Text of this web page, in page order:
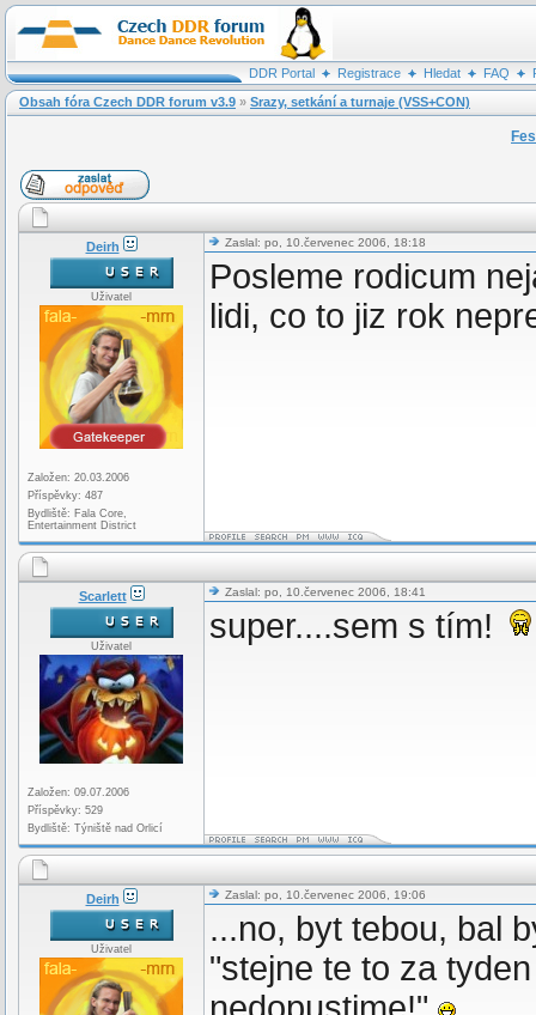
DDR Portal Registrace Hledat FAQ
Obsah fóra Czech DDR forum v3.9 » Srazy, setkání a turnaje (VSS+CON)
Deirh
Uživatel
Založen: 20.03.2006
Příspěvky: 487
Bydliště: Fala Core,
Entertainment District
Zaslal: po, 10.červenec 2006, 18:18
Posleme rodicum
lidi, co to jiz rok
Scarlett
Uživatel
Založen: 09.07.2006
Příspěvky: 529
Bydliště: Týniště nad Orlicí
Zaslal: po, 10.červenec 2006, 18:41
super....sem s tím!
Deirh
Uživatel
Zaslal: po, 10.červenec 2006, 19:06
...no, byt tebou, bal
"stejne te to za